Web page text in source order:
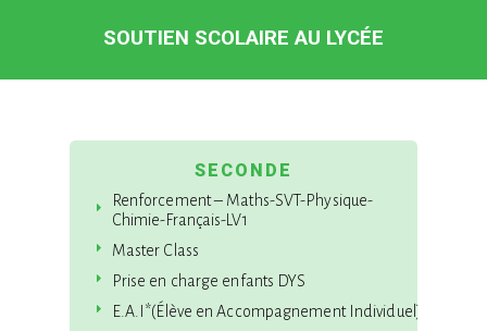
SOUTIEN SCOLAIRE AU LYCÉE
SECONDE
Renforcement – Maths-SVT-Physique-
Chimie-Français-LV1
Master Class
Prise en charge enfants DYS
E.A.I*(Élève en Accompagnement Individuel)